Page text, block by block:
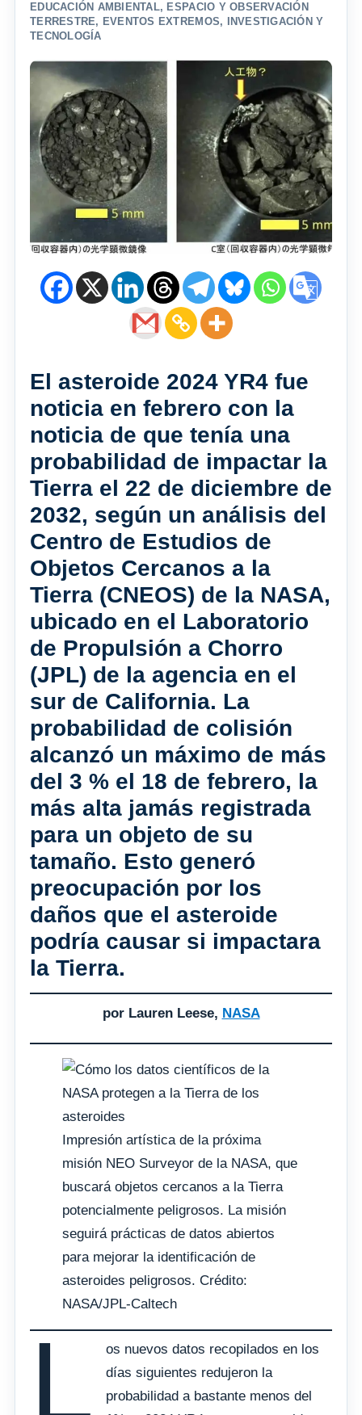
EDUCACIÓN AMBIENTAL, ESPACIO Y OBSERVACIÓN
TERRESTRE, EVENTOS EXTREMOS,
INVESTIGACIÓN Y
TECNOLOGÍA
El asteroide 2024 YR4 fue
noticia en febrero con la
noticia de que tenía una
probabilidad de impactar la
Tierra el 22 de diciembre de
2032, según un análisis del
Centro de Estudios de
Objetos Cercanos a la
Tierra (CNEOS) de la NASA,
ubicado en el Laboratorio
de Propulsión a Chorro
(JPL) de la agencia en el
sur de California. La
probabilidad de colisión
alcanzó un máximo de más
del 3 % el 18 de febrero, la
más alta jamás registrada
para un objeto de su
tamaño. Esto generó
preocupación por los
daños que el asteroide
podría causar si impactara
la Tierra.
por Lauren Leese, NASA
Impresión artística de la próxima
misión NEO Surveyor de la NASA, que
buscará objetos cercanos a la Tierra
potencialmente peligrosos. La misión
seguirá prácticas de datos abiertos
para mejorar la identificación de
asteroides peligrosos. Crédito:
NASA/JPL-Caltech
L
os nuevos datos recopilados en los
días siguientes redujeron la
probabilidad a bastante menos del